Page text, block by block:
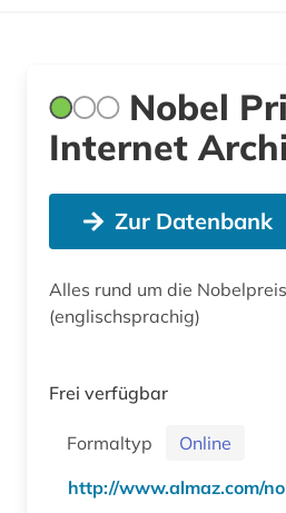
Nobel
Internet
Zur Datenbank
Alles rund um die
(englischsprachig)
Frei verfügbar
Formaltyp
Online
http://www.almaz.com/